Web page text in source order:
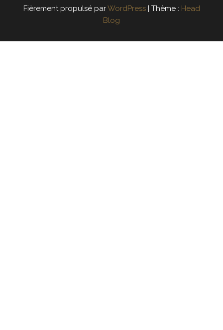
Fièrement propulsé parWordPress Thème : Head
Blog